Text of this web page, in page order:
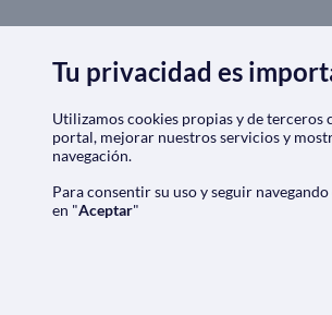
Tu privacidad es
Utilizamos cookies propias y de
portal, mejorar nuestros servicios y
navegación.
Para consentir su uso y seguir
en "Aceptar"